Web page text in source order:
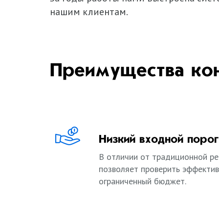
нашим клиентам.
Преимущества
Низкий входной порог
В отличии от традиционной
позволяет проверить
ограниченный бюджет.